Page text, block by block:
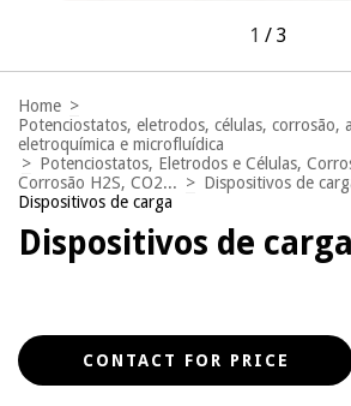
1 / 3
Home >
Potenciostatos, eletrodos, células, corrosão,
eletroquímica e microfluídica
> Potenciostatos, Eletrodos e Células,
Corrosão H2S, CO2... > Dispositivos de
Dispositivos de carga
Dispositivos de carga